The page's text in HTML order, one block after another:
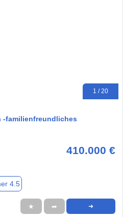
1 / 20
-familienfreundliches
410.000 €
4.5
★ ➦ ➜